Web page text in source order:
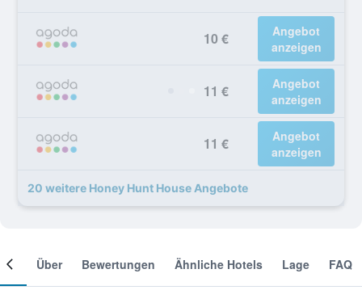
10 €
Angebot
anzeigen
11 €
Angebot
anzeigen
11 €
Angebot
anzeigen
20 weitere Honey Hunt House Angebote
Über Bewertungen Ähnliche Hotels Lage FAQ